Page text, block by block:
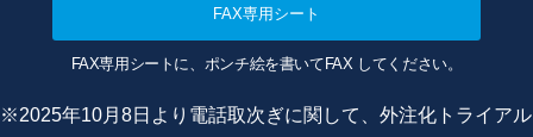
FAX専用シート
FAX専用シートに、ポンチ絵を書いてFAX してください。
※2025年10月8日より電話取次ぎに関して、外注化トライアル